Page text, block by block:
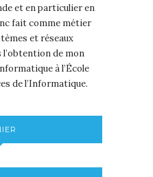
et en particulier en
fait comme métier
et réseaux
de mon
à l’École
de l’Informatique.